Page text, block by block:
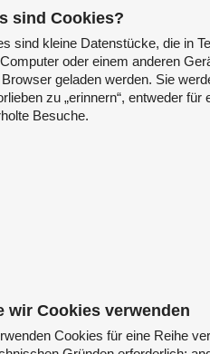
sind Cookies?
sind kleine Datenstücke, die in
oder einem anderen
geladen werden. Sie
zu „erinnern“, entweder
Besuche.
wir Cookies verwenden
Cookies für eine Reihe